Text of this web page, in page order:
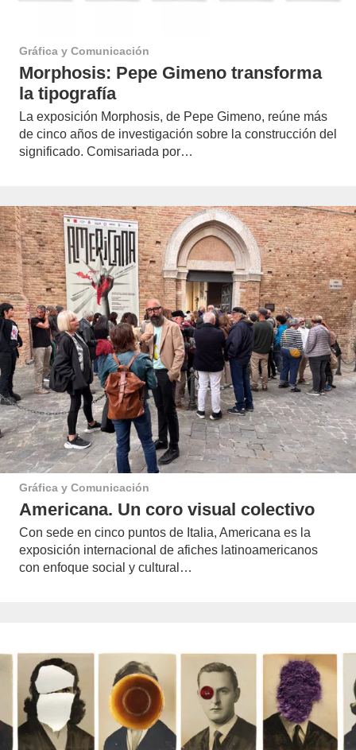
Gráfica y Comunicación
Morphosis: Pepe Gimeno transforma
la tipografía
La exposición Morphosis, de Pepe Gimeno, reúne más
de cinco años de investigación sobre la construcción del
significado. Comisariada por…
Gráfica y Comunicación
Americana. Un coro visual colectivo
Con sede en cinco puntos de Italia, Americana es la
exposición internacional de afiches latinoamericanos
con enfoque social y cultural…